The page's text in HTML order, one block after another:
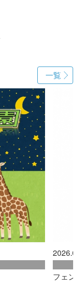
一覧
ボックス ショル